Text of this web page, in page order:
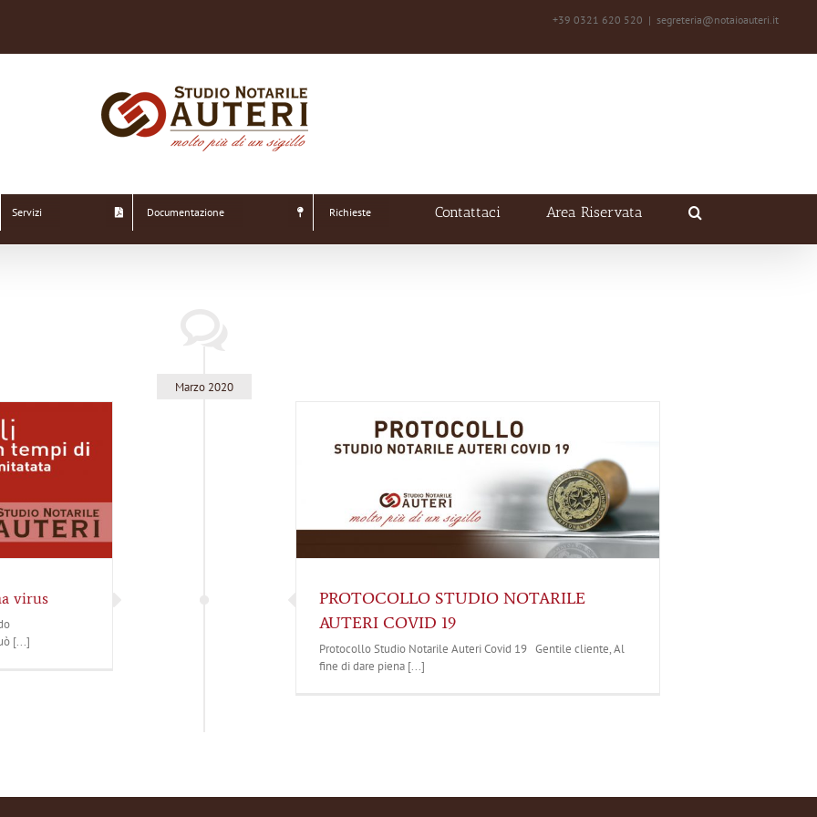
+39 0321 620 520 | segreteria@notaioauteri.it
Servizi Documentazione Richieste Contattaci Area Riservata
Marzo 2020
virus
[...]
PROTOCOLLO STUDIO NOTARILE
AUTERI COVID 19
Protocollo Studio Notarile Auteri Covid 19 Gentile cliente, Al
fine di dare piena [...]